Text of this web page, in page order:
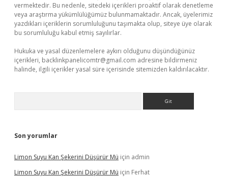
vermektedir. Bu nedenle, sitedeki içerikleri proaktif olarak denetleme
veya araştırma yükümlülüğümüz bulunmamaktadır. Ancak, üyelerimiz
yazdıkları içeriklerin sorumluluğunu taşımakta olup, siteye üye olarak
bu sorumluluğu kabul etmiş sayılırlar.
Hukuka ve yasal düzenlemelere aykırı olduğunu düşündüğünüz
içerikleri, backlinkpanelicomtr@gmail.com adresine bildirmeniz
halinde, ilgili içerikler yasal süre içerisinde sitemizden kaldırılacaktır.
Son yorumlar
Limon Suyu Kan Şekerini Düşürür Mü için admin
Limon Suyu Kan Şekerini Düşürür Mü için Ferhat